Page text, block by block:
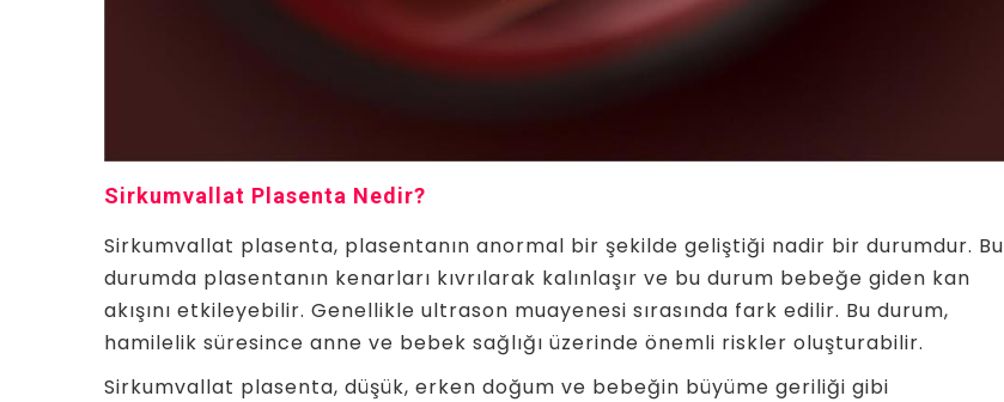
Sirkumvallat Plasenta Nedir?
Sirkumvallat plasenta, plasentanın anormal bir şekilde geliştiği nadir bir durumdur. Bu
durumda plasentanın kenarları kıvrılarak kalınlaşır ve bu durum bebeğe giden kan
akışını etkileyebilir. Genellikle ultrason muayenesi sırasında fark edilir. Bu durum,
hamilelik süresince anne ve bebek sağlığı üzerinde önemli riskler oluşturabilir.
Sirkumvallat plasenta, düşük, erken doğum ve bebeğin büyüme geriliği gibi